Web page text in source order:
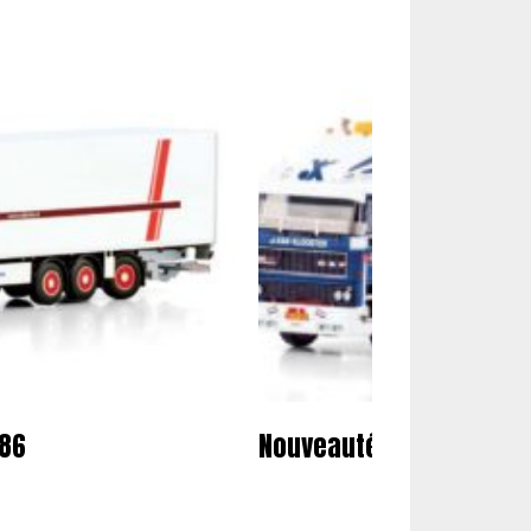
Nouveautés miniatures